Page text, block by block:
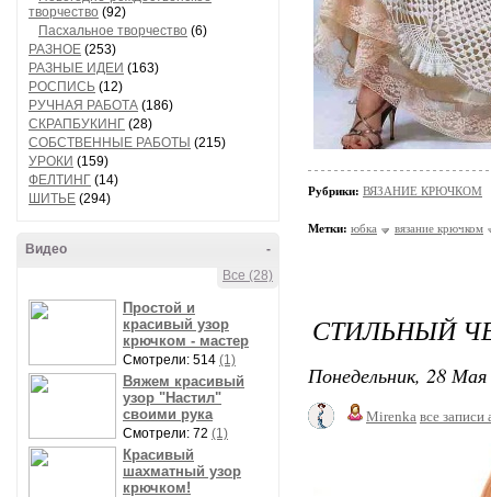
творчество (92)
Пасхальное творчество (6)
РАЗНОЕ (253)
РАЗНЫЕ ИДЕИ (163)
РОСПИСЬ (12)
РУЧНАЯ РАБОТА (186)
СКРАПБУКИНГ (28)
СОБСТВЕННЫЕ РАБОТЫ (215)
УРОКИ (159)
ФЕЛТИНГ (14)
ШИТЬЕ (294)
-
Видео
Все (28)
Простой и
красивый узор
крючком - мастер
Смотрели: 514 (1)
Вяжем красивый
узор "Настил"
своими рука
Смотрели: 72 (1)
Красивый
шахматный узор
крючком!
Рубрики: ВЯЗАНИЕ КРЮЧКОМ
Метки: юбка вязание крючком
СТИЛЬНЫЙ
Понедельник, 28
Mirenka все записи